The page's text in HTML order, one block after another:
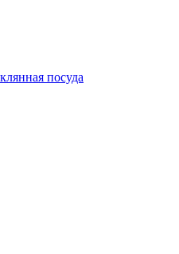
посуда